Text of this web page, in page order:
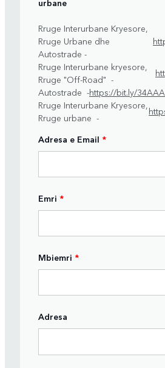
Rruge Interurbane Kryesore,
Rruge Urbane dhe
Autostrade -
Rruge Interurbane kryesore,
Rruge "Off-Road" -
Autostrade -https://bit.ly/
Rruge Interurbane Kryesore,
Rruge urbane -
Adresa e Email *
Emri *
Mbiemri *
Adresa